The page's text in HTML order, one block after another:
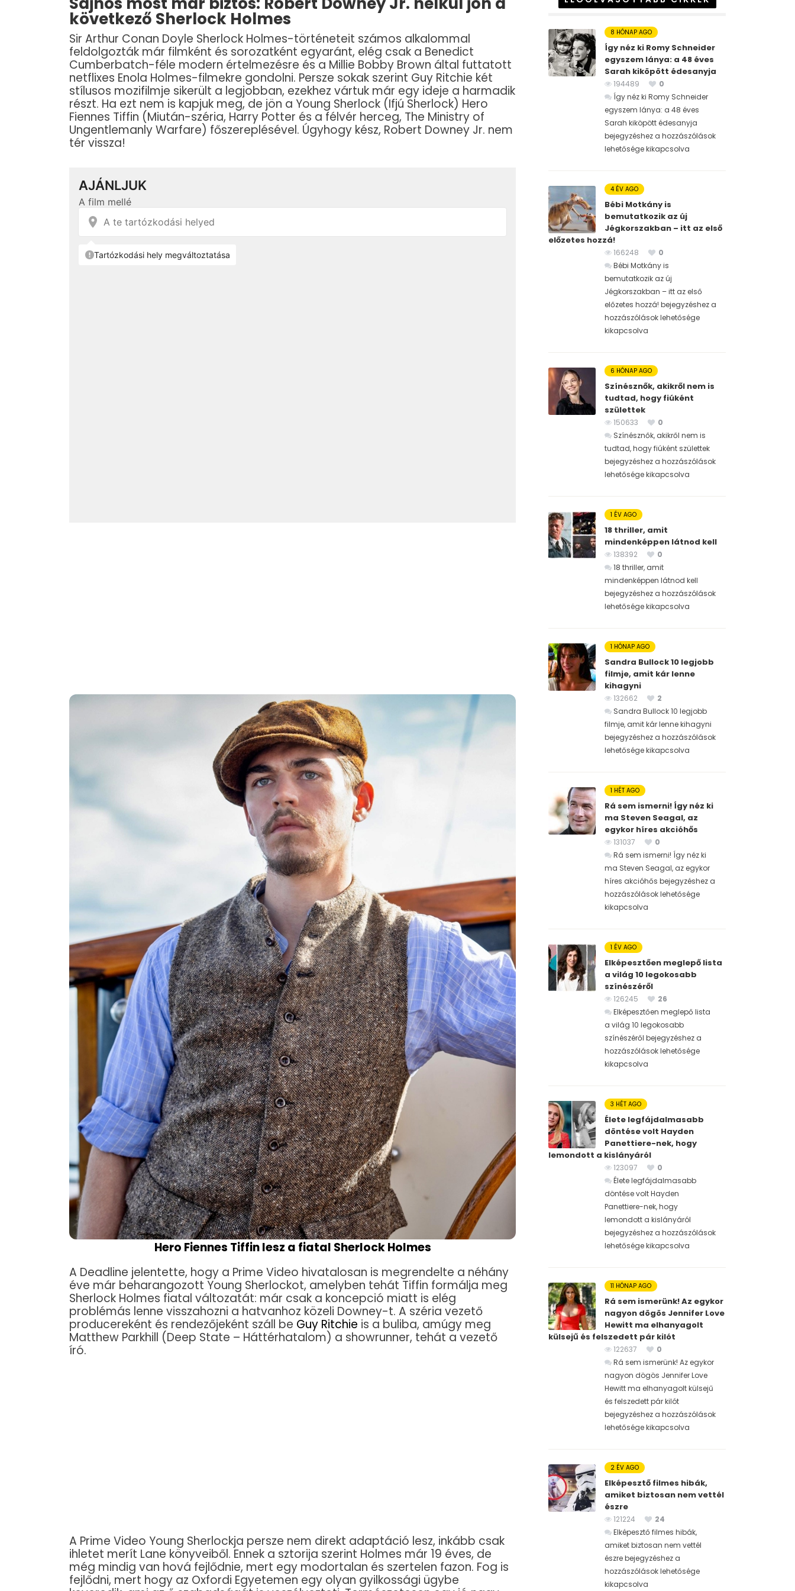
következő Sherlock Holmes
Sir Arthur Conan Doyle Sherlock Holmes-történeteit számos alkalommal
feldolgozták már filmként és sorozatként egyaránt, elég csak a Benedict
Cumberbatch-féle modern értelmezésre és a Millie Bobby Brown által futtatott
netflixes Enola Holmes-filmekre gondolni. Persze sokak szerint Guy Ritchie két
stílusos mozifilmje sikerült a legjobban, ezekhez vártuk már egy ideje a harmadik
részt. Ha ezt nem is kapjuk meg, de jön a Young Sherlock (Ifjú Sherlock) Hero
Fiennes Tiffin (Miután-széria, Harry Potter és a félvér herceg, The Ministry of
Ungentlemanly Warfare) főszereplésével. Úgyhogy kész, Robert Downey Jr. nem
tér vissza!
Hero Fiennes Tiffin lesz a fiatal Sherlock Holmes
A Deadline jelentette, hogy a Prime Video hivatalosan is megrendelte a néhány
éve már beharangozott Young Sherlockot, amelyben tehát Tiffin formálja meg
Sherlock Holmes fiatal változatát: már csak a koncepció miatt is elég
problémás lenne visszahozni a hatvanhoz közeli Downey-t. A széria vezető
producereként és rendezőjeként száll be Guy Ritchie is a buliba, amúgy meg
Matthew Parkhill (Deep State – Háttérhatalom) a showrunner, tehát a vezető
író.
A Prime Video Young Sherlockja persze nem direkt adaptáció lesz, inkább csak
ihletet merít Lane könyveiből. Ennek a sztorija szerint Holmes már 19 éves, de
még mindig van hová fejlődnie, mert egy modortalan és szertelen fazon. Fog is
fejlődni, mert hogy az Oxfordi Egyetemen egy olyan gyilkossági ügybe
8 HÓNAP AGO
Így néz ki Romy Schneider
egyszem lánya: a 48 éves
Sarah kiköpött édesanyja
194489
0
Így néz ki Romy Schneider
egyszem lánya: a 48 éves
Sarah kiköpött édesanyja
bejegyzéshez a hozzászólások
lehetősége kikapcsolva
4 ÉV AGO
Bébi Motkány is
bemutatkozik az új
Jégkorszakban – itt az első
előzetes hozzá!
166248
0
Bébi Motkány is
bemutatkozik az új
Jégkorszakban – itt az első
előzetes hozzá! bejegyzéshez a
hozzászólások lehetősége
kikapcsolva
6 HÓNAP AGO
Színésznők, akikről nem is
tudtad, hogy fiúként
születtek
150633
0
Színésznők, akikről nem is
tudtad, hogy fiúként születtek
bejegyzéshez a hozzászólások
lehetősége kikapcsolva
1 ÉV AGO
18 thriller, amit
mindenképpen látnod kell
138392
0
18 thriller, amit
mindenképpen látnod kell
bejegyzéshez a hozzászólások
lehetősége kikapcsolva
1 HÓNAP AGO
Sandra Bullock 10 legjobb
filmje, amit kár lenne
kihagyni
132662
2
Sandra Bullock 10 legjobb
filmje, amit kár lenne kihagyni
bejegyzéshez a hozzászólások
lehetősége kikapcsolva
1 HÉT AGO
Rá sem ismerni! Így néz ki
ma Steven Seagal, az
egykor híres akcióhős
131037
0
Rá sem ismerni! Így néz ki
ma Steven Seagal, az egykor
híres akcióhős bejegyzéshez a
hozzászólások lehetősége
kikapcsolva
1 ÉV AGO
Elképesztően meglepő lista
a világ 10 legokosabb
színészéről
126245
26
Elképesztően meglepő lista
a világ 10 legokosabb
színészéről bejegyzéshez a
hozzászólások lehetősége
kikapcsolva
3 HÉT AGO
Élete legfájdalmasabb
döntése volt Hayden
Panettiere-nek, hogy
lemondott a kislányáról
123097
0
Élete legfájdalmasabb
döntése volt Hayden
Panettiere-nek, hogy
lemondott a kislányáról
bejegyzéshez a hozzászólások
lehetősége kikapcsolva
11 HÓNAP AGO
Rá sem ismerünk! Az egykor
nagyon dögös Jennifer Love
Hewitt ma elhanyagolt
külsejű és felszedett pár kilót
122637
0
Rá sem ismerünk! Az egykor
nagyon dögös Jennifer Love
Hewitt ma elhanyagolt külsejű
és felszedett pár kilót
bejegyzéshez a hozzászólások
lehetősége kikapcsolva
2 ÉV AGO
Elképesztő filmes hibák,
amiket biztosan nem vettél
észre
121224
24
Elképesztő filmes hibák,
amiket biztosan nem vettél
észre bejegyzéshez a
hozzászólások lehetősége
kikapcsolva